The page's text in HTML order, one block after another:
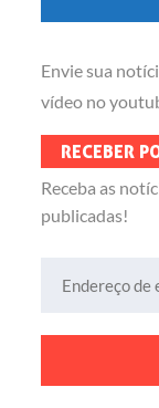
Envie sua
vídeo no
RECEBER
Receba as
publicadas!